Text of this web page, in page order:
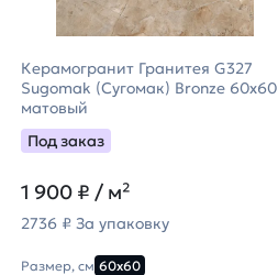
Керамогранит Гранитея G327
Sugomak (Сугомак) Bronze 60х60
матовый
Под заказ
1 900 ₽ / м²
2736 ₽ За упаковку
Размер, см 60х60